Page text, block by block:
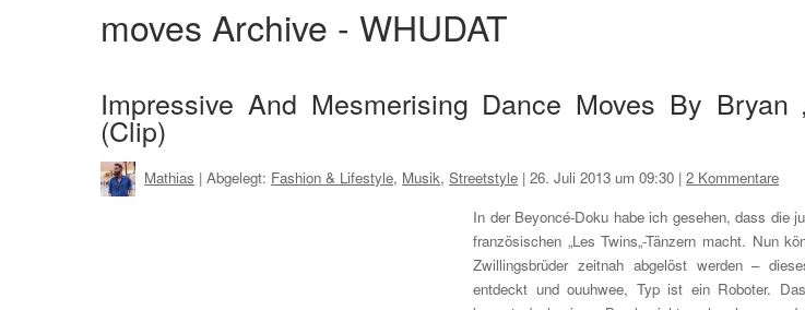
moves Archive - WHUDAT
Impressive And Mesmerising Dance Moves By Bryan
(Clip)
Mathias | Abgelegt: Fashion & Lifestyle, Musik,Streetstyle |26. Juli 2013 um 09:30 |2 Kommentare
In der Beyoncé-Doku habe ich gesehen, dass die
französischen „Les Twins„-Tänzern macht. Nun
Zwillingsbrüder zeitnah abgelöst werden –
entdeckt und ouuhwee, Typ ist ein Roboter.